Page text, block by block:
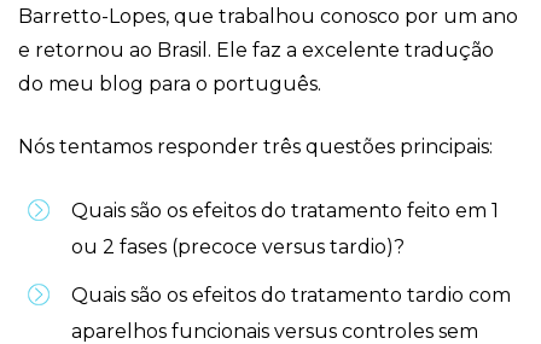
Barretto-Lopes, que trabalhou conosco por um ano
e retornou ao Brasil. Ele faz a excelente tradução
do meu blog para o português.
Nós tentamos responder três questões principais:
Quais são os efeitos do tratamento feito em 1
ou 2 fases (precoce versus tardio)?
Quais são os efeitos do tratamento tardio com
aparelhos funcionais versus controles sem